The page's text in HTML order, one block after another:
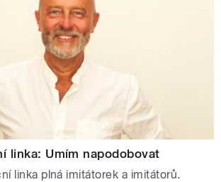
linka: Umím napodobovat
linka plná imitátorek a imitátorů.